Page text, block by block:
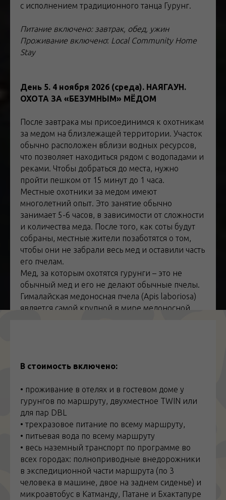
с исполнением традиционного танца Гурунг.
Питание включено: завтрак, обед, ужин
Проживание включено: Local Community Home
Stay
День 5. 4 ноября 2026 (среда). НАЯГАУН.
ОХОТА ЗА «БЕЗУМНЫМ» МЁДОМ
После завтрака мы присоединимся к охотникам
за медом на близлежащей территории. Участок
обычно расположен вблизи водных ресурсов,
что позволяет находиться рядом с водопадами и
реками. Чтобы добраться до места, нужно
пройти пешком от 15 минут до 1 часа.
Местные охотники за медом имеют
многолетний опыт. Это занятие обычно
занимает 5-6 часов, в зависимости от сложности
и количества меда. После того, как соты будут
собраны, местные жители позаботятся о том,
чтобы они не забрали весь мед и оставили часть
его пчелам.
Мед, за которым охотятся гурунги – это не
обычный мед и его не делают обычные пчелы.
Гималайская медоносная пчела (Apis laboriosa)
является самой крупной в мире медоносной
меда, и на различных высотах можно найти
медоносные пчелы делают «весенний»,
«красный» и «осенний» мед. Красный мед,
который можно найти лишь на самых больших
высотах, ценится больше остальных из-за
своего опьяняющего и расслабляющего
действия.
Охотники отправляются на сбор меда два раза в
год и используют веревочные лестницы и
бамбуковые палочки для срезания сот.
Сбор меда является рискованным занятием, так
В стоимость включено:
• проживание в отелях и в гостевом доме у
гурунгов по маршруту, двухместное TWIN или
для пар DBL
• трехразовое питание по всему маршруту,
• питьевая вода по всему маршруту
• весь наземный транспорт по программе во
всех городах: полноприводные внедорожники
в экспедиционной части маршрута (по 3
человека в машине, двое на заднем сиденье) и
микроавтобус в Катманду, Патане и Бхактапуре